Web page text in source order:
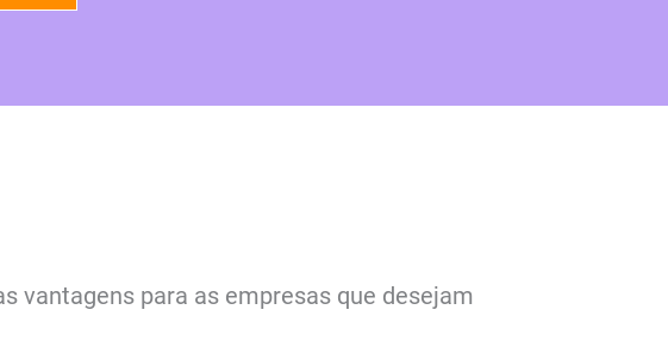
vantagens para as empresas que desejam